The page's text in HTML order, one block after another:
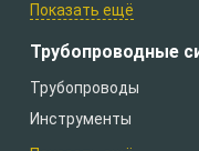
Показать ещё
Трубопроводные
Трубопроводы
Инструменты